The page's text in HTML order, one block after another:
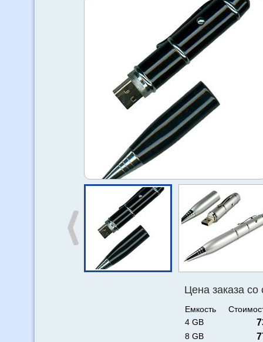
Цена заказа со
Емкость
4 GB
8 GB